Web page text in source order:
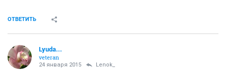
ОТВЕТИТЬ
Lyuda...
veteran
24 января 2015 Lenok_